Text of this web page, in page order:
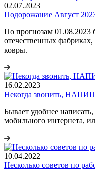
02.07.2023
Подорожание Август
По прогнозам 01.08.2023
отечественных
ковры.
16.02.2023
Некогда звонить,
Бывает удобнее
мобильного интернета,
10.04.2022
Несколько советов по